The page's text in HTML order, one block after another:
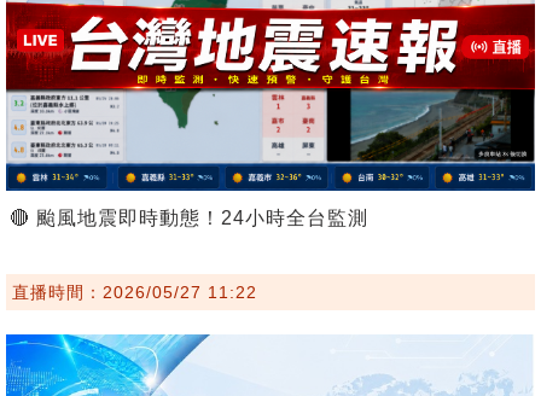
🔴 颱風地震即時動態！24小時全台監測
直播時間：2026/05/27 11:22